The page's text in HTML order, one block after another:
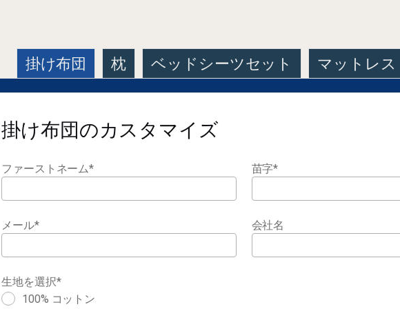
掛け布団 枕 ベッドシーツセット
マットレ
掛け布団のカスタマイズ
ファーストネーム* 苗字*
メール* 会社名
生地を選択*
100% コットン